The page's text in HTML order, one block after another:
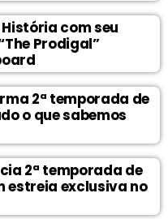
História com seu
Prodigal”
2ª temporada de
o que sabemos
2ª temporada de
estreia exclusiva no